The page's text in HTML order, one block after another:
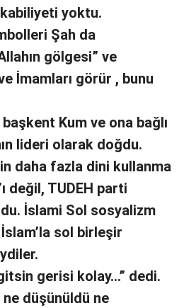
yoktu.
Şah da
gölgesi” ve
İmamları görür , bunu
Kum ve ona bağlı
lideri olarak doğdu.
daha fazla dini kullanma
değil, TUDEH parti
İslami Sol sosyalizm
sol birleşir
gerisi kolay…” dedi.
ne düşünüldü ne